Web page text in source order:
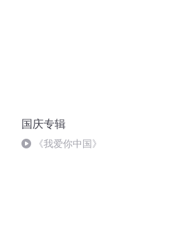
国庆专辑
《我爱你中国》